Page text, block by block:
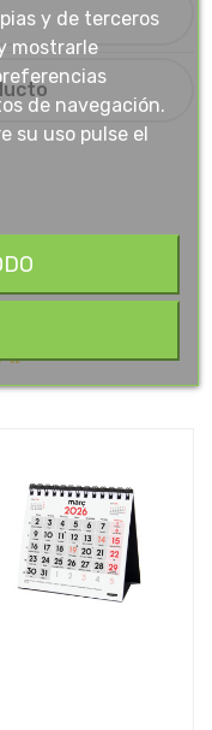
LA MISMA
y de terceros
mostrarle
de navegación.
su uso pulse el